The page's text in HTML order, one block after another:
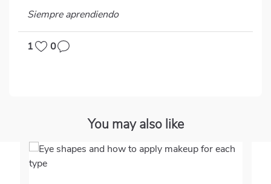
Siempre aprendiendo
1 0
You may also like